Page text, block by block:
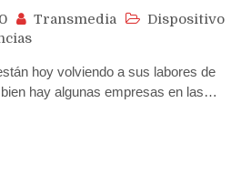
Transmedia
Dispositivo
hoy volviendo a sus labores de
hay algunas empresas en las…